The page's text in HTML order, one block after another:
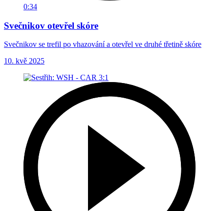
0:34
Svečnikov otevřel skóre
Svečnikov se trefil po vhazování a otevřel ve druhé třetině skóre
10. kvě 2025